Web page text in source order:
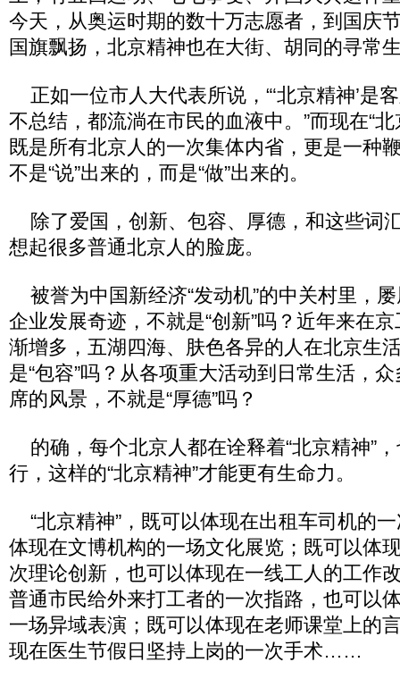
今天，从奥运时期的数十万志愿者，到国庆
国旗飘扬，北京精神也在大街、胡同的寻常
正如一位市人大代表所说，“‘北京精神’是
不总结，都流淌在市民的血液中。”而现在“
既是所有北京人的一次集体内省，更是一种
不是“说”出来的，而是“做”出来的。
除了爱国，创新、包容、厚德，和这些词
想起很多普通北京人的脸庞。
被誉为中国新经济“发动机”的中关村里，
企业发展奇迹，不就是“创新”吗？近年来在
渐增多，五湖四海、肤色各异的人在北京生
是“包容”吗？从各项重大活动到日常生活，
席的风景，不就是“厚德”吗？
的确，每个北京人都在诠释着“北京精神”
行，这样的“北京精神”才能更有生命力。
“北京精神”，既可以体现在出租车司机的
体现在文博机构的一场文化展览；既可以体
次理论创新，也可以体现在一线工人的工作
普通市民给外来打工者的一次指路，也可以
一场异域表演；既可以体现在老师课堂上的
现在医生节假日坚持上岗的一次手术……